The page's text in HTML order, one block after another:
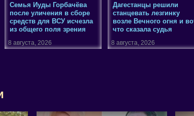
Семья Иуды Горбачёва
после уличения в сборе
средств для ВСУ исчезла
из общего поля зрения
8 августа, 2026
Дагестанцы решили
станцевать лезгинку
возле Вечного огня и
что сказала судья
8 августа, 2026